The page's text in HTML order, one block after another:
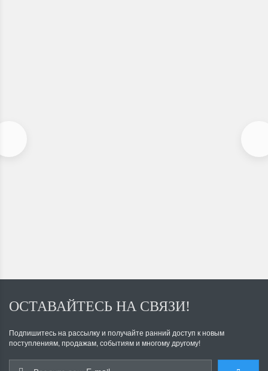
ОСТАВАЙТЕСЬ НА СВЯЗИ!
Подпишитесь на рассылку и получайте ранний доступ к новым
поступлениям, продажам, событиям и многому другому!